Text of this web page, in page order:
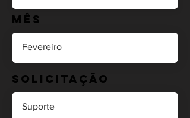
Mês
Solicitação